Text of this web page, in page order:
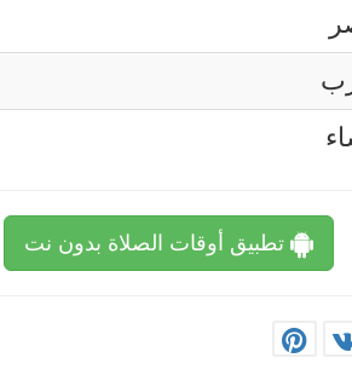
تطبيق أوقات الصلاة بدون نت